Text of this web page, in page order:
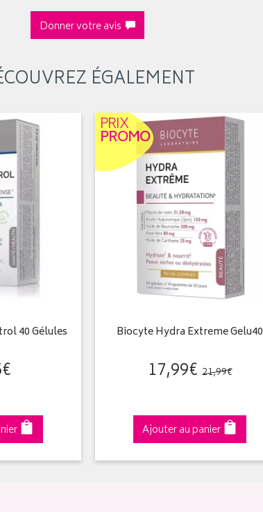
Donner votre avis
ÉGALEMENT
40 Gélules
€
PRIX
PROMO
Biocyte Hydra Extreme Gelu40
17,99€ 21,99€
Ajouter au panier